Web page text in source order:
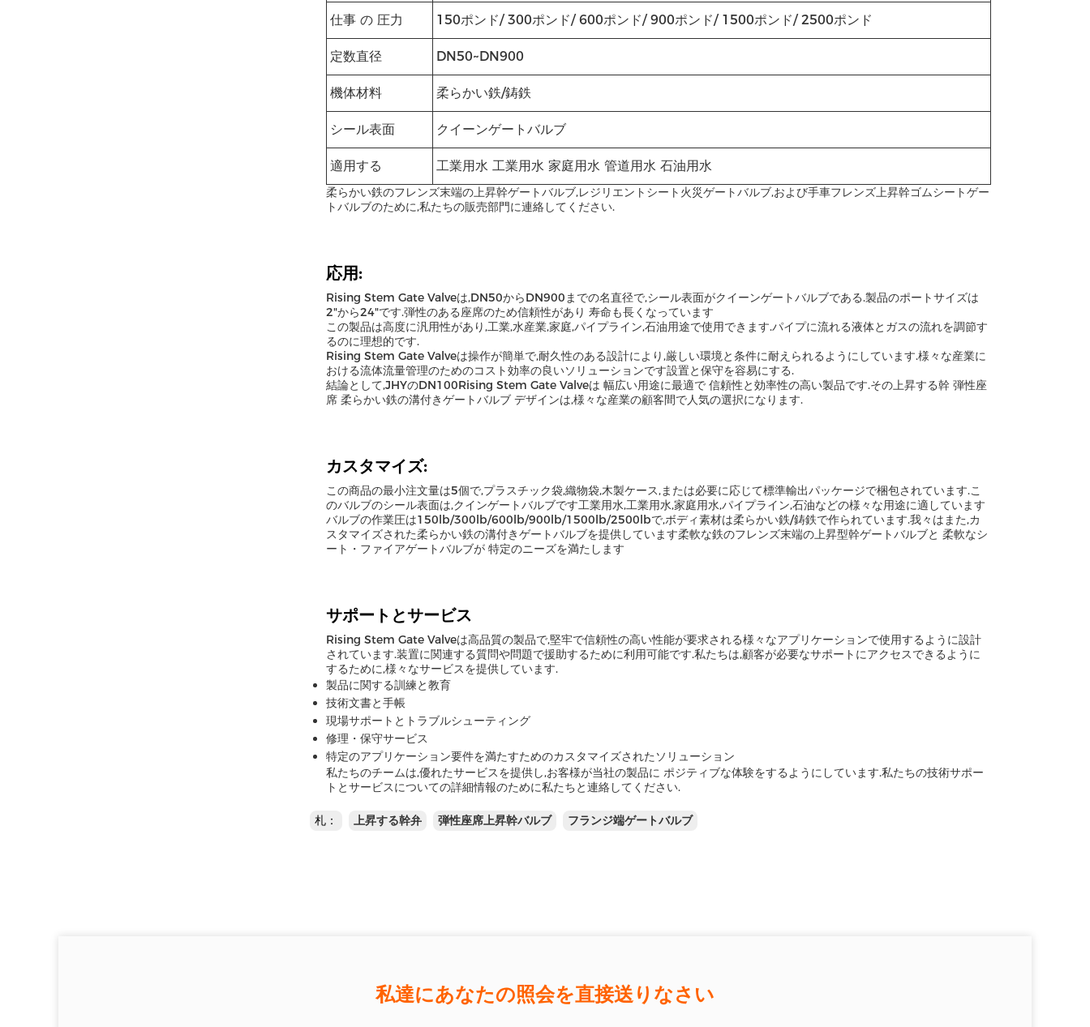
仕事 の 圧力 150ポンド/ 300ポンド/ 600ポンド/ 900ポンド/ 1500ポンド/ 2500ポンド
定数直径 DN50~DN900
機体材料 柔らかい鉄/鋳鉄
シール表面 クイーンゲートバルブ
適用する 工業用水 工業用水 家庭用水 管道用水 石油用水
柔らかい鉄のフレンズ末端の上昇幹ゲートバルブ,レジリエントシート火災ゲートバルブ,および手車フレンズ上昇幹ゴムシートゲー
トバルブのために,私たちの販売部門に連絡してください.
応用:
Rising Stem Gate Valveは,DN50からDN900までの名直径で,シール表面がクイーンゲートバルブである.製品のポートサイズは
2"から24"です.弾性のある座席のため信頼性があり 寿命も長くなっています
この製品は高度に汎用性があり,工業,水産業,家庭,パイプライン,石油用途で使用できます.パイプに流れる液体とガスの流れを調節す
るのに理想的です.
Rising Stem Gate Valveは操作が簡単で,耐久性のある設計により,厳しい環境と条件に耐えられるようにしています.様々な産業に
おける流体流量管理のためのコスト効率の良いソリューションです設置と保守を容易にする.
結論として,JHYのDN100Rising Stem Gate Valveは 幅広い用途に最適で 信頼性と効率性の高い製品です.その上昇する幹 弾性座
席 柔らかい鉄の溝付きゲートバルブ デザインは,様々な産業の顧客間で人気の選択になります.
カスタマイズ:
この商品の最小注文量は5個で,プラスチック袋,織物袋,木製ケース,または必要に応じて標準輸出パッケージで梱包されています.こ
のバルブのシール表面は,クインゲートバルブです工業用水,工業用水,家庭用水,パイプライン,石油などの様々な用途に適しています
バルブの作業圧は150lb/300lb/600lb/900lb/1500lb/2500lbで,ボディ素材は柔らかい鉄/鋳鉄で作られています.我々はまた,カ
スタマイズされた柔らかい鉄の溝付きゲートバルブを提供しています柔軟な鉄のフレンズ末端の上昇型幹ゲートバルブと 柔軟なシ
ート・ファイアゲートバルブが 特定のニーズを満たします
サポートとサービス
Rising Stem Gate Valveは高品質の製品で,堅牢で信頼性の高い性能が要求される様々なアプリケーションで使用するように設計
されています.装置に関連する質問や問題で援助するために利用可能です.私たちは,顧客が必要なサポートにアクセスできるように
するために,様々なサービスを提供しています.
製品に関する訓練と教育
技術文書と手帳
現場サポートとトラブルシューティング
修理・保守サービス
特定のアプリケーション要件を満たすためのカスタマイズされたソリューション
私たちのチームは,優れたサービスを提供し,お客様が当社の製品に ポジティブな体験をするようにしています.私たちの技術サポー
トとサービスについての詳細情報のために私たちと連絡してください.
札： 上昇する幹弁 弾性座席上昇幹バルブ フランジ端ゲートバルブ
私達にあなたの照会を直接送りなさい